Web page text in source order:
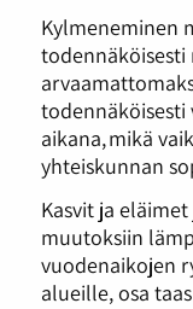
Kylmeneminen
todennäköisesti
todennäköisesti
aikana, mikä
yhteiskunnan
Kasvit ja
muutoksiin
vuodenaikojen
alueille, osa